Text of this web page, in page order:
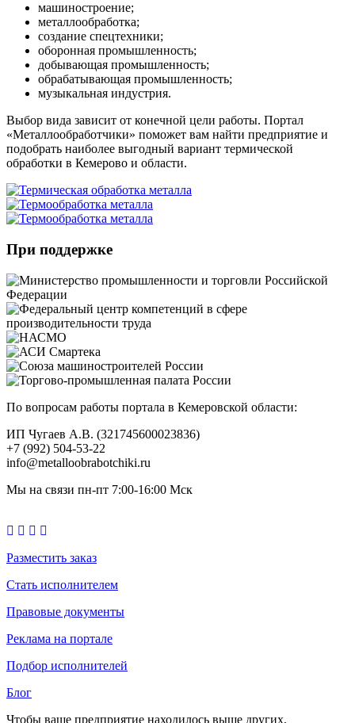
машиностроение;
металлообработка;
создание спецтехники;
оборонная промышленность;
добывающая промышленность;
обрабатывающая промышленность;
музыкальная индустрия.
Выбор вида зависит от конечной цели работы. Портал
«Металлообработчики» поможет вам найти предприятие и
подобрать наиболее выгодный вариант термической
обработки в Кемерово и области.
При поддержке
По вопросам работы портала в Кемеровской области:
ИП Чугаев А.В. (321745600023836)
+7 (992) 504-53-22
info@metalloobrabotchiki.ru
Мы на связи пн-пт 7:00-16:00 Мск
Разместить заказ
Стать исполнителем
Правовые документы
Реклама на портале
Подбор исполнителей
Блог
Чтобы ваше предприятие находилось выше других,